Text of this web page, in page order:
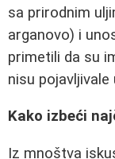
sa prirodnim
arganovo) i
primetili da su
nisu
Kako izbeći
Iz mnoštva